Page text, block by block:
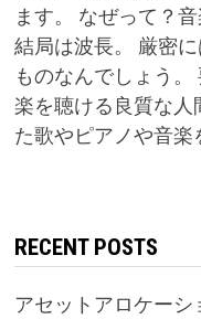
ます。 なぜって？
結局は波長。 厳密
ものなんでしょう
楽を聴ける良質な人
た歌やピアノや音楽
RECENT POSTS
アセットアロケー